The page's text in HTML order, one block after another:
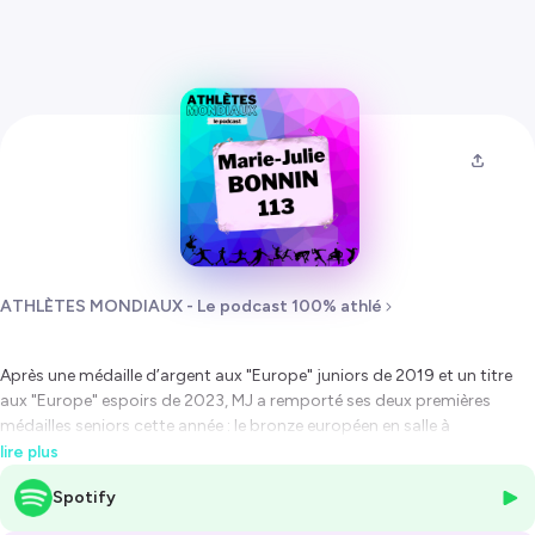
ATHLÈTES MONDIAUX - Le podcast 100% athlé
Après une médaille d’argent aux "Europe" juniors de 2019 et un titre
aux "Europe" espoirs de 2023, MJ a remporté ses deux premières
médailles seniors cette année : le bronze européen en salle à
Apeldoorn, puis le
tard (vous n’avez pas pu manquer ça !). MJ s’est imposée à Nankin en
franchissant une barre à 4m75, record de France égalé.
lire plus
Spotify